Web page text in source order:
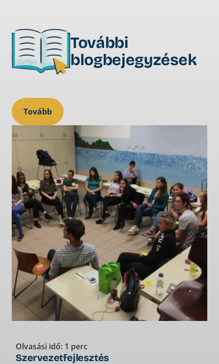
További
blogbejegyzések
Tovább
Olvasási idő: 1 perc
Szervezetfejlesztés